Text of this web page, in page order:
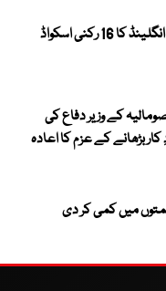
پاکستان کیخلاف ٹیسٹ سیریز ، انگلینڈ کا 16 رکنی اسکواڈ
کے وزیر دفاع کی
کار بڑھانے کے عزم کا اعادہ
میں کمی کر دی